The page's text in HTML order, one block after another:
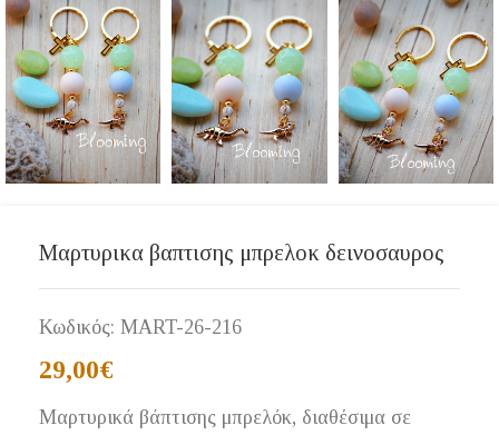
Μαρτυρικα βαπτισης μπρελοκ δεινοσαυρος
Κωδικός: MART-26-216
29,00€
Μαρτυρικά βάπτισης μπρελόκ, διαθέσιμα σε